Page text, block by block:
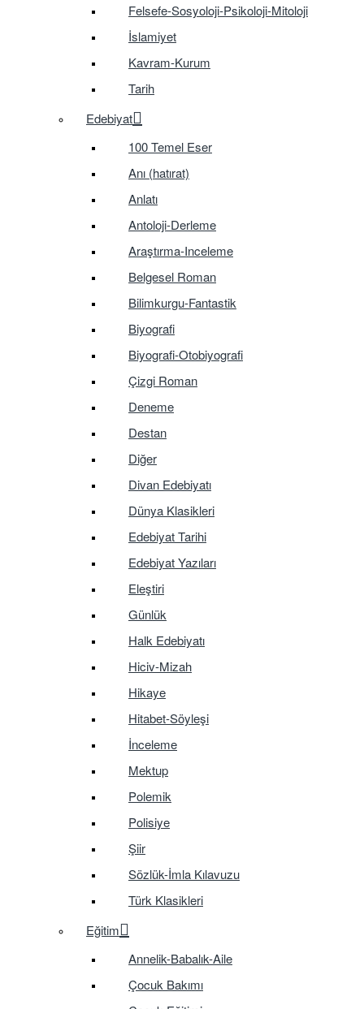
Felsefe-Sosyoloji-Psikoloji-Mitoloji
İslamiyet
Kavram-Kurum
Tarih
Edebiyat
100 Temel Eser
Anı (hatırat)
Anlatı
Antoloji-Derleme
Araştırma-Inceleme
Belgesel Roman
Bilimkurgu-Fantastik
Biyografi
Biyografi-Otobiyografi
Çizgi Roman
Deneme
Destan
Diğer
Divan Edebiyatı
Dünya Klasikleri
Edebiyat Tarihi
Edebiyat Yazıları
Eleştiri
Günlük
Halk Edebiyatı
Hiciv-Mizah
Hikaye
Hitabet-Söyleşi
İnceleme
Mektup
Polemik
Polisiye
Şiir
Sözlük-İmla Kılavuzu
Türk Klasikleri
Eğitim
Annelik-Babalık-Aile
Çocuk Bakımı